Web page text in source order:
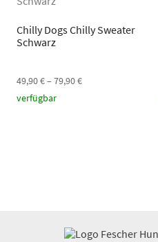
Chilly Dogs Chilly Sweater
Schwarz
49,90€– 79,90€
verfügbar